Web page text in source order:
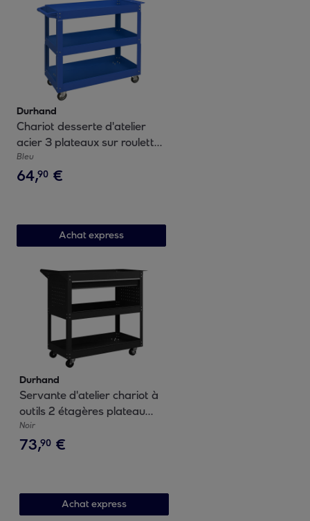
Durhand
Chariot desserte d'atelier
acier 3 plateaux sur roulettes
avec poignée - charge max.
150 kg - 83 x 35,3 x 76 cm
Bleu
64,90 €
Achat express
Durhand
Servante d'atelier chariot à
outils 2 étagères plateau
grand tiroir tablette à outils
acier noir
Noir
73,90 €
Achat express